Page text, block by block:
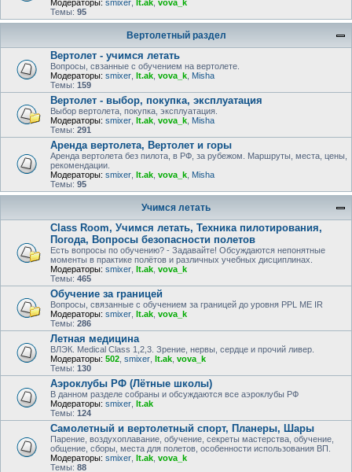
Модераторы: smixer lt.ak vova_k
Темы: 95
Вертолетный раздел
Вертолет - учимся летать
Вопросы, свзанные с обучением на вертолете.
Модераторы: smixer lt.ak vova_k Misha
Темы: 159
Вертолет - выбор, покупка, эксплуатация
Выбор вертолета, покупка, эксплуатация.
Модераторы: smixer lt.ak vova_k Misha
Темы: 291
Аренда вертолета, Вертолет и горы
Аренда вертолета без пилота, в РФ, за рубежом. Маршруты, места, цены,
рекомендации.
Модераторы: smixer lt.ak vova_k Misha
Темы: 95
Учимся летать
Class Room, Учимся летать, Техника пилотирования,
Погода, Вопросы безопасности полетов
Есть вопросы по обучению? - Задавайте! Обсуждаются непонятные
моменты в практике полётов и различных учебных дисциплинах.
Модераторы: smixer lt.ak vova_k
Темы: 465
Обучение за границей
Вопросы, связанные с обучением за границей до уровня PPL ME IR
Модераторы: smixer lt.ak vova_k
Темы: 286
Летная медицина
ВЛЭК. Medical Class 1,2,3. Зрение, нервы, сердце и прочий ливер.
Модераторы: 502 smixer lt.ak vova_k
Темы: 130
Аэроклубы РФ (Лётные школы)
В данном разделе собраны и обсуждаются все аэроклубы РФ
Модераторы: smixer lt.ak
Темы: 124
Самолетный и вертолетный спорт, Планеры, Шары
Парение, воздухоплавание, обучение, секреты мастерства, обучение,
общение, сборы, места для полетов, особенности использования ВП.
Модераторы: smixer lt.ak vova_k
Темы: 88